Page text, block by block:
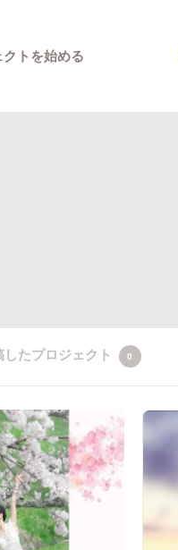
トを始める
したプロジェクト 0